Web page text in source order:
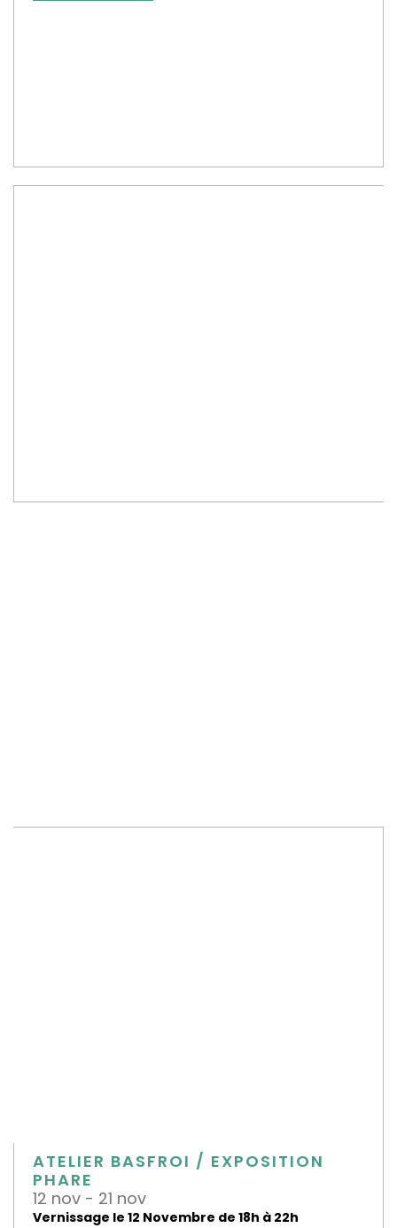
ATELIER BASFROI / EXPOSITION
PHARE
12 nov - 21 nov
Vernissage le 12 Novembre de 18h à 22h